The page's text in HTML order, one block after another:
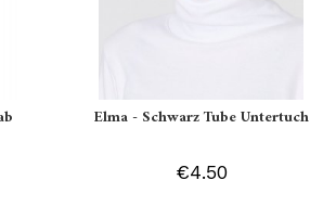
Elma - Schwarz Tube Untertuch
€4.50